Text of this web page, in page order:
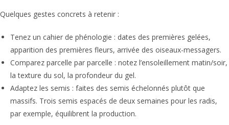
Quelques gestes concrets à retenir :
Tenez un cahier de phénologie : dates des premières gelées,
apparition des premières fleurs, arrivée des oiseaux-messagers.
Comparez parcelle par parcelle : notez l’ensoleillement matin/soir,
la texture du sol, la profondeur du gel.
Adaptez les semis : faites des semis échelonnés plutôt que
massifs. Trois semis espacés de deux semaines pour les radis,
par exemple, équilibrent la production.